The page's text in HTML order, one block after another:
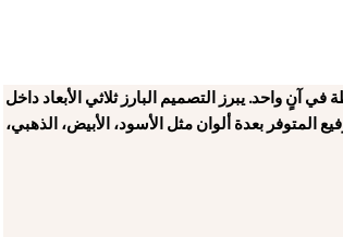
واحد. يبرز التصميم البارز ثلاثي الأبعاد داخل
المتوفر بعدة ألوان مثل الأسود، الأبيض، الذهبي،